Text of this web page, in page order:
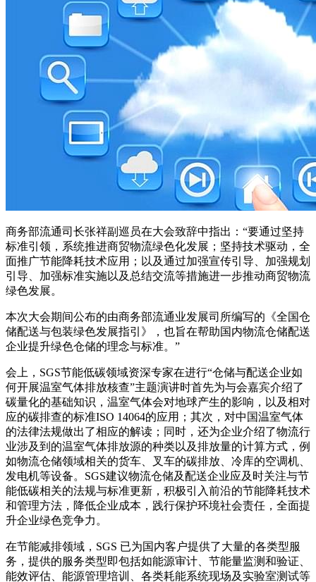
商务部流通司长张祥副巡员在大会致辞中指出：“要通过坚持
标准引领，系统推进商贸物流绿色化发展；坚持技术驱动，全
面推广节能降耗技术应用；以及通过加强宣传引导、加强规划
引导、加强标准实施以及总结交流等措施进一步推动商贸物流
绿色发展。
本次大会期间公布的由商务部流通业发展司所编写的《全国仓
储配送与包装绿色发展指引》，也旨在帮助国内物流仓储配送
企业提升绿色仓储的理念与标准。”
会上，SGS节能低碳领域资深专家在进行“仓储与配送企业如
何开展温室气体排放核查”主题演讲时首先为与会嘉宾介绍了
碳量化的基础知识，温室气体会对地球产生的影响，以及相对
应的碳排查的标准ISO 14064的应用；其次，对中国温室气体
的法律法规做出了相应的解读；同时，还为企业介绍了物流行
业涉及到的温室气体排放源的种类以及排放量的计算方式，例
如物流仓储领域相关的货车、叉车的碳排放、冷库的空调机、
发电机等设备。SGS建议物流仓储及配送企业应及时关注与节
能低碳相关的法规与标准更新，积极引入前沿的节能降耗技术
和管理方法，降低企业成本，践行保护环境社会责任，全面提
升企业绿色竞争力。
在节能减排领域，SGS 已为国内客户提供了大量的各类型服
务，提供的服务类型即包括如能源审计、节能量监测和验证、
能效评估、能源管理培训、各类耗能系统现场及实验室测试等